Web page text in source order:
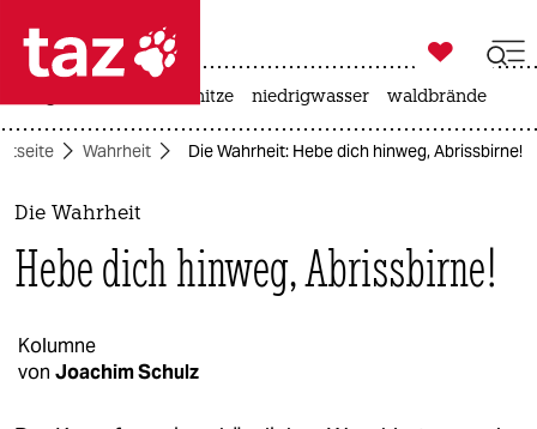
 taz zahl ich
taz zahl ich
themen
politik
gesellschaft

taz zahl ich
hitze niedrigwasser waldbrände
Wahrheit Die Wahrheit: Hebe dich hinweg, Abrissbirne!
Die Wahrheit
Hebe dich hinweg, Abrissbirne!
Kolumne
von Joachim Schulz